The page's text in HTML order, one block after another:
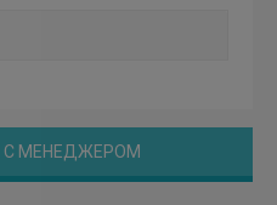
С МЕНЕДЖЕРОМ